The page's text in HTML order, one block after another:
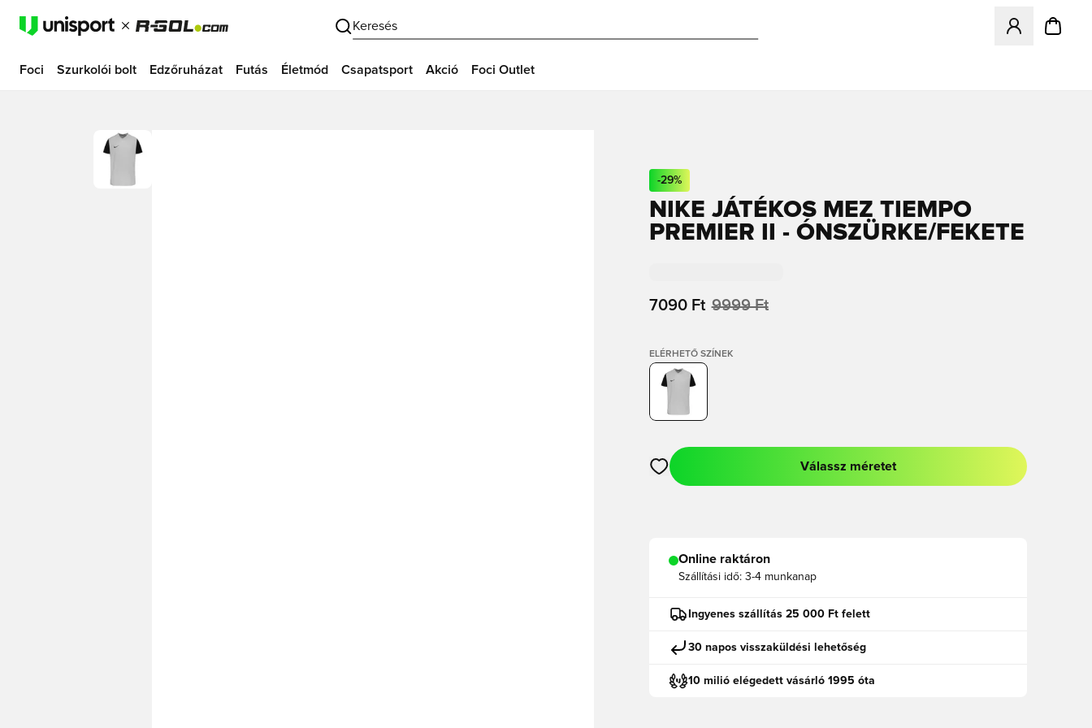
Keresés
Megnyit egy
Foci Szurkolói bolt Edzőruházat Futás Életmód Csapatsport Akció Foci Outlet
-29%
NIKE JÁTÉKOS MEZ TIEMPO
PREMIER II - ÓNSZÜRKE/FEKETE
7090 Ft 9999 Ft
ELÉRHETŐ SZÍNEK
Megnyit egy modált a bejelentkezéshez vagy a tagként való regisztrációhoz
Válassz méretet
Online raktáron
Szállítási idő: 3-4 munkanap
Ingyenes szállítás 25 000 Ft felett
30 napos visszaküldési lehetőség
10 milió elégedett vásárló 1995 óta